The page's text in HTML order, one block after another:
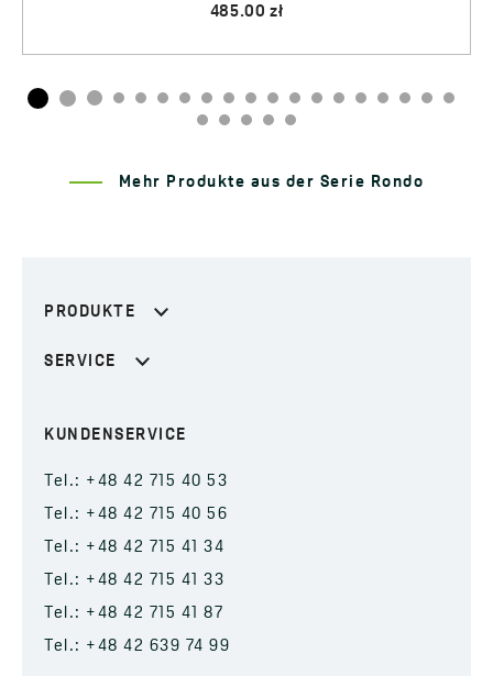
485.00 zł
Mehr Produkte aus der Serie Rondo
PRODUKTE
SERVICE
KUNDENSERVICE
Tel.: +48 42 715 40 53
Tel.: +48 42 715 40 56
Tel.: +48 42 715 41 34
Tel.: +48 42 715 41 33
Tel.: +48 42 715 41 87
Tel.: +48 42 639 74 99